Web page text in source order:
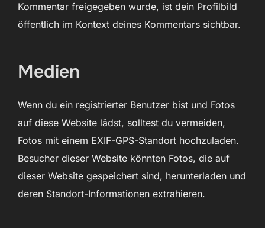
Kommentar freigegeben wurde, ist dein Profilbild
öffentlich im Kontext deines Kommentars sichtbar.
Medien
Wenn du ein registrierter Benutzer bist und Fotos
auf diese Website lädst, solltest du vermeiden,
Fotos mit einem EXIF-GPS-Standort hochzuladen.
Besucher dieser Website könnten Fotos, die auf
dieser Website gespeichert sind, herunterladen und
deren Standort-Informationen extrahieren.